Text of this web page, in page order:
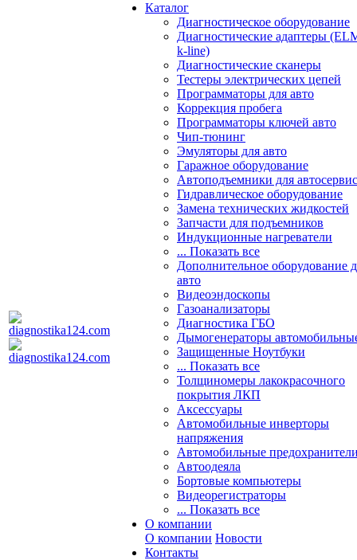
Каталог
Диагностическое оборудование
Диагностические адаптеры
k-line)
Диагностические сканеры
Тестеры электрических цепей
Программаторы для авто
Коррекция пробега
Программаторы ключей авто
Чип-тюнинг
Эмуляторы для авто
Гаражное оборудование
Автоподъемники для
Гидравлическое оборудование
Замена технических жидкостей
Запчасти для подъемников
Индукционные нагреватели
... Показать все
Дополнительное оборудование
авто
Видеоэндоскопы
Газоанализаторы
Диагностика ГБО
Дымогенераторы
Защищенные Ноутбуки
... Показать все
Толщиномеры лакокрасочного
покрытия ЛКП
Аксессуары
Автомобильные инверторы
напряжения
Автомобильные
Автоодеяла
Бортовые компьютеры
Видеорегистраторы
... Показать все
О компании
О компании Новости
Контакты